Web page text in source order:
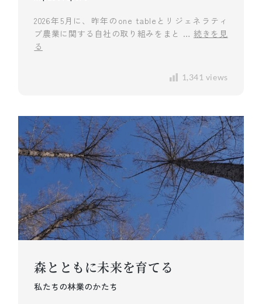
2026年5月に、昨年のone tableとリジェネラティ
ブ農業に関する自社の取り組みをまと …続きを見
る
1,341 views
森とともに未来を育てる
私たちの林業のかたち